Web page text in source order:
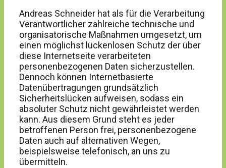
Andreas Schneider hat als für die Verarbeitung
Verantwortlicher zahlreiche technische und
organisatorische Maßnahmen umgesetzt, um
einen möglichst lückenlosen Schutz der über
diese Internetseite verarbeiteten
personenbezogenen Daten sicherzustellen.
Dennoch können Internetbasierte
Datenübertragungen grundsätzlich
Sicherheitslücken aufweisen, sodass ein
absoluter Schutz nicht gewährleistet werden
kann. Aus diesem Grund steht es jeder
betroffenen Person frei, personenbezogene
Daten auch auf alternativen Wegen,
beispielsweise telefonisch, an uns zu
übermitteln.